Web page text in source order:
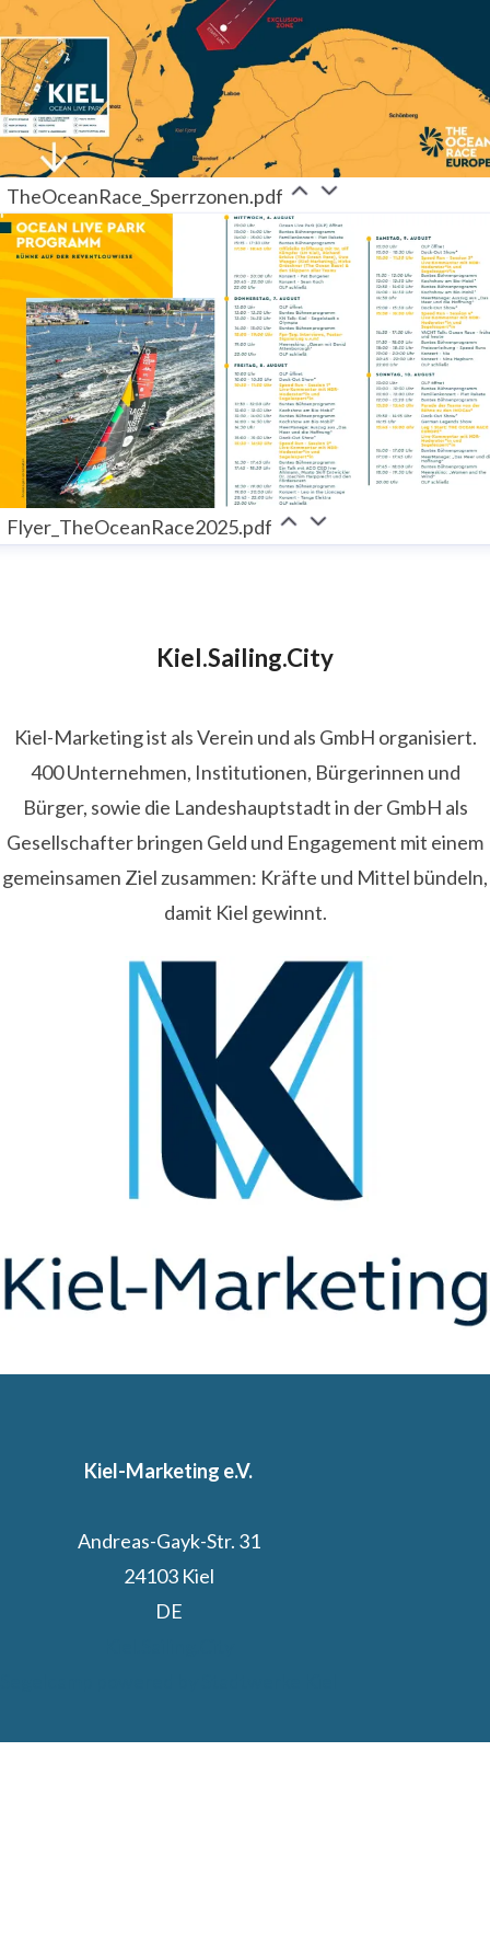
TheOceanRace_Sperrzonen.pdf
Flyer_TheOceanRace2025.pdf
Kiel.Sailing.City
Kiel-Marketing ist als Verein und als GmbH organisiert.
400 Unternehmen, Institutionen, Bürgerinnen und
Bürger, sowie die Landeshauptstadt in der GmbH als
Gesellschafter bringen Geld und Engagement mit einem
gemeinsamen Ziel zusammen: Kräfte und Mittel bündeln,
damit Kiel gewinnt.
Kiel-Marketing e.V.
Andreas-Gayk-Str. 31
24103 Kiel
DE